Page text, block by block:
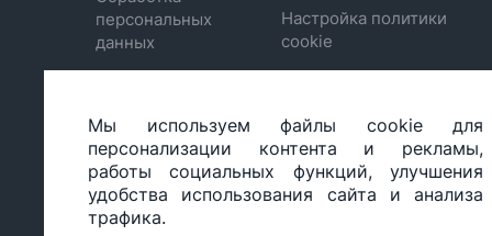
персональных
данных
Настройка политики
cookie
ООО «БИГ СТАР», УНП 490986593
Юридический адрес: 220035, Республика Беларусь,
ул.Тимирязева 65Б, оф.1107Б
Свидетельство о государственной регистрации:
14.03.2017.
Мы используем файлы cookie для
персонализации контента и рекламы,
работы социальных функций, улучшения
удобства использования сайта и анализа
трафика.